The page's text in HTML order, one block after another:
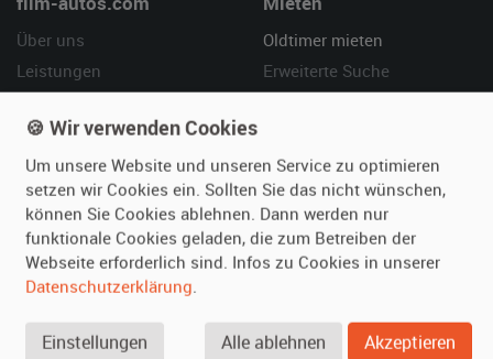
Über uns
Leistungen
Kundenmeinungen
Oldtimer mieten
Erweiterte Suche
Vermieten
Oldtimer anmelden
Fotos senden
Fragen für Vermieter
Inserat verwalten
Hilfe
Häufige Fragen (FAQ)
So funktioniert's
🍪 Wir verwenden Cookies
Um unsere Website und unseren Service zu optimieren
setzen wir Cookies ein. Sollten Sie das nicht wünschen,
können Sie Cookies ablehnen. Dann werden nur
funktionale Cookies geladen, die zum Betreiben der
Webseite erforderlich sind. Infos zu Cookies in unserer
Datenschutzerklärung.
Einstellungen Alle ablehnen Akzeptieren